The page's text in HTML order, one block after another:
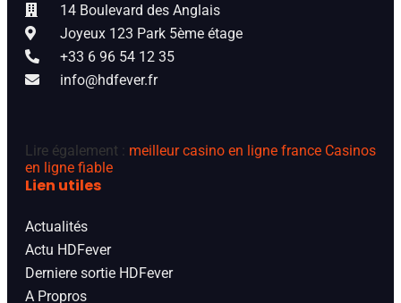
14 Boulevard des Anglais
Joyeux 123 Park 5ème étage
+33 6 96 54 12 35
info@hdfever.fr
Lire également : meilleur casino en ligne france Casinos
en ligne fiable
Lien utiles
Actualités
Actu HDFever
Derniere sortie HDFever
A Propros